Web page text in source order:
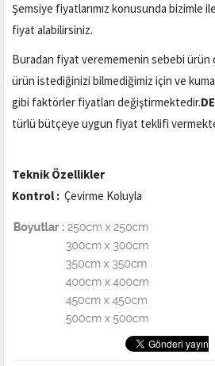
Şemsiye fiyatlarımız konusunda bizimle
fiyat alabilirsiniz.
Buradan fiyat verememenin sebebi
ürün istediğinizi bilmediğimiz için ve
gibi faktörler fiyatları değiştirmektedir.
türlü bütçeye uygun fiyat teklifi
Teknik Özellikler
Kontrol : Çevirme Koluyla